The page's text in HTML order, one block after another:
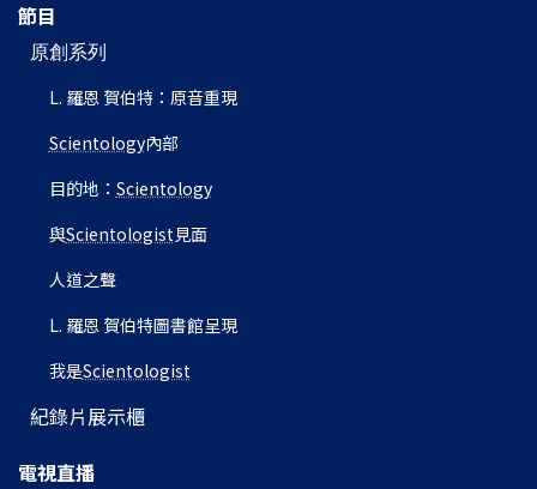
節目
原創系列
L. 羅恩 賀伯特：原音重現
Scientology內部
目的地： Scientology
與Scientologist 見面
人道之聲
L. 羅恩 賀伯特圖書館呈現
我是Scientologist
紀錄片展示櫃
電視直播